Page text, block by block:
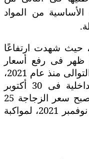
الأساسية من المواد
حيث شهدت ارتفاعًا
ظهر فى رفع أسعار
البنزين والسولار ثلاث مرات على التوالى منذ عام 2021،
وإعلان وزير التموين والتجارة الداخلية فى 30 أكتوبر
2021، رفع أسعار زيت التموين ليصبح سعر الزجاجة 25
جنيهًا بدلا من 21 جنيهًا اعتبارًا من نوفمبر 2021، لمواكبة